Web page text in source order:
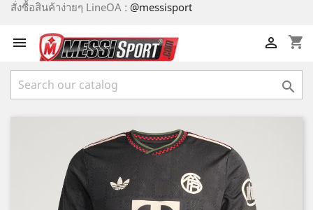
สั่งซื้อสินค้าง่ายๆ LineOA : @messisport
 shopping_cart

